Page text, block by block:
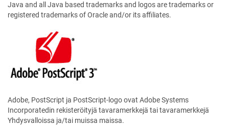
Java and all Java based trademarks and logos are trademarks or
registered trademarks of Oracle and/or its affiliates.
Adobe, PostScript ja PostScript-logo ovat Adobe Systems
Incorporatedin rekisteröityjä tavaramerkkejä tai tavaramerkkejä
Yhdysvalloissa ja/tai muissa maissa.